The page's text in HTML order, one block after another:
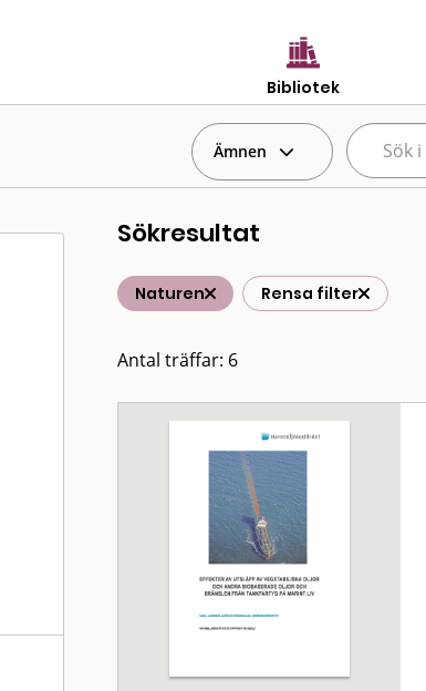
Bibliotek
Ämnen
Sökresultat
Naturen Rensa filter
Antal träffar: 6